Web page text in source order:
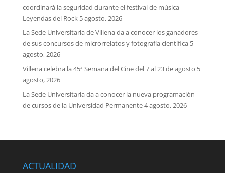
coordinará la seguridad durante el festival de música
Leyendas del Rock 5 agosto, 2026
La Sede Universitaria de Villena da a conocer los ganadores
de sus concursos de microrrelatos y fotografía científica 5
agosto, 2026
Villena celebra la 45ª Semana del Cine del 7 al 23 de agosto 5
agosto, 2026
La Sede Universitaria da a conocer la nueva programación
de cursos de la Universidad Permanente4 agosto, 2026
ACTUALIDAD